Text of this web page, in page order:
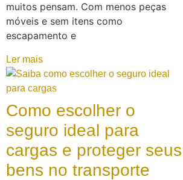
muitos pensam. Com menos peças
móveis e sem itens como
escapamento e
Ler mais
Como escolher o
seguro ideal para
cargas e proteger seus
bens no transporte